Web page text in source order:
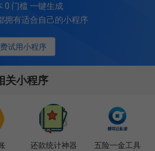
试用小程序
0 门槛 一键生成
拥有适合自己的小程序
关小程序
还款统计神器 五险一金工具